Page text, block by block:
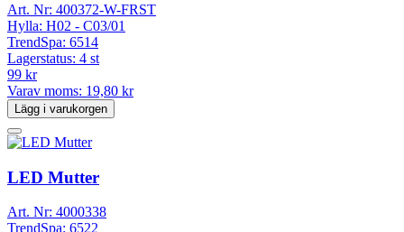
Art. Nr: 400372-W-FRST
Hylla: H02 - C03/01
TrendSpa: 6514
Lagerstatus: 4 st
99 kr
Varav moms: 19,80 kr
Lägg i varukorgen
LED Mutter
Art. Nr: 4000338
TrendSpa: 6522